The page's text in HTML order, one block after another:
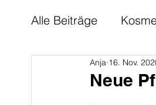
Alle Beiträge
Neue
Anja 16. Nov.